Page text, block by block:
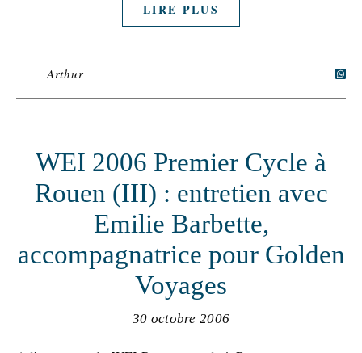
LIRE PLUS
Arthur
WEI 2006 Premier Cycle à
Rouen (III) : entretien avec
Emilie Barbette,
accompagnatrice pour Golden
Voyages
30 octobre 2006